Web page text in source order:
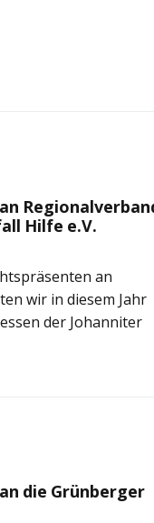
Hilfe e.V.
an
wir in diesem Jahr
der Johanniter
die Grünberger